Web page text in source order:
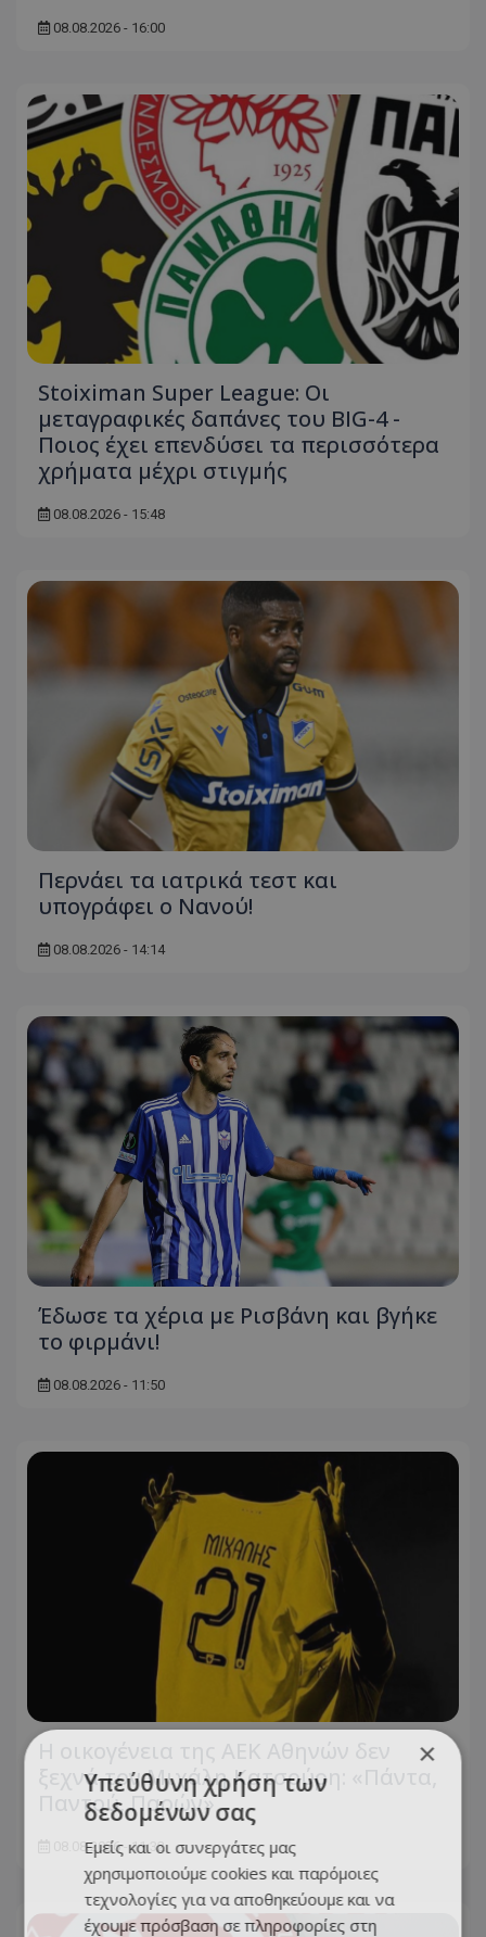
08.08.2026 - 16:00
Stoiximan Super League: Οι
μεταγραφικές δαπάνες του BIG-4 -
Ποιος έχει επενδύσει τα περισσότερα
χρήματα μέχρι στιγμής
08.08.2026 - 15:48
Περνάει τα ιατρικά τεστ και
υπογράφει ο Νανού!
08.08.2026 - 14:14
Έδωσε τα χέρια με Ρισβάνη και βγήκε
το φιρμάνι!
08.08.2026 - 11:50
ξεχνά τον Μιχάλη Κατσούρη: «Πάντα,
Παντού, Παρών»
08.08.2026 - 11:32
×
Υπεύθυνη χρήση των
δεδομένων σας
Εμείς και οι συνεργάτες μας
χρησιμοποιούμε cookies και παρόμοιες
τεχνολογίες για να αποθηκεύουμε και να
έχουμε πρόσβαση σε πληροφορίες στη